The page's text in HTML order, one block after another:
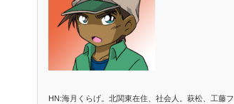
HN:海月くらげ。北関東在住、社会人。萩松、工藤フ